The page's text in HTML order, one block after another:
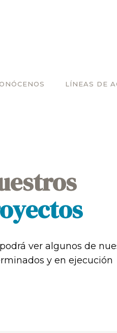
LÍNEAS DE
ver algunos de
y en ejecución